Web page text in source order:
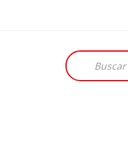
Búsqueda
de
productos